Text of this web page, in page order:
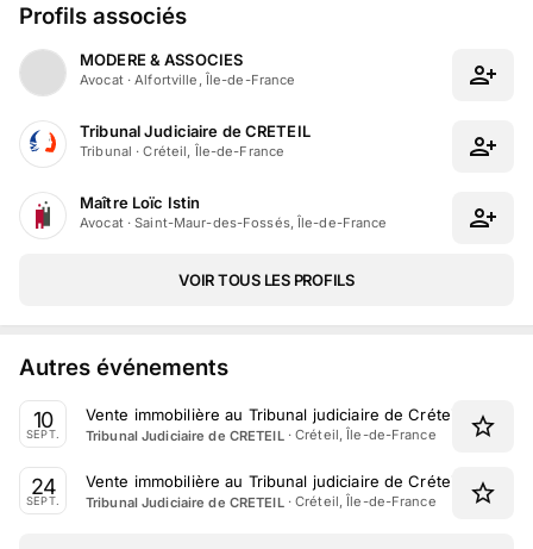
Profils associés
MODERE & ASSOCIES
Avocat·Alfortville, Île-de-France
Tribunal Judiciaire de CRETEIL
Tribunal ·Créteil, Île-de-France
Maître Loïc Istin
Avocat·Saint-Maur-des-Fossés, Île-de-France
VOIR TOUS LES PROFILS
Autres événements
10
SEPT.
Vente immobilière au Tribunal judiciaire de Créteil le 10
Tribunal Judiciaire de CRETEIL ·Créteil, Île-de-France
24
SEPT.
Vente immobilière au Tribunal judiciaire de Créteil le 24
Tribunal Judiciaire de CRETEIL ·Créteil, Île-de-France